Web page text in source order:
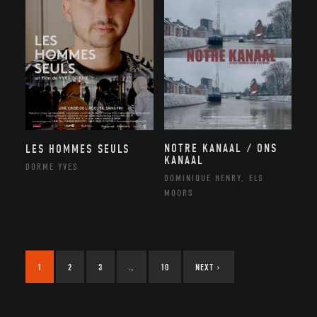
LES HOMMES SEULS
DORME YVES
NOTRE KANAAL / ONS
KANAAL
DOMINIQUE HENRY, ELS
MOORS
1 2 3 10 NEXT ›